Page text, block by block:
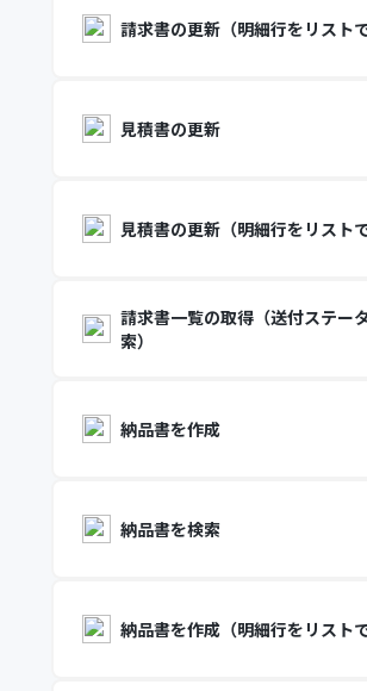
請求書の更新（明細行をリストで
見積書の更新
見積書の更新（明細行をリストで
請求書一覧の取得（送付ステー
索）
納品書を作成
納品書を検索
納品書を作成（明細行をリストで